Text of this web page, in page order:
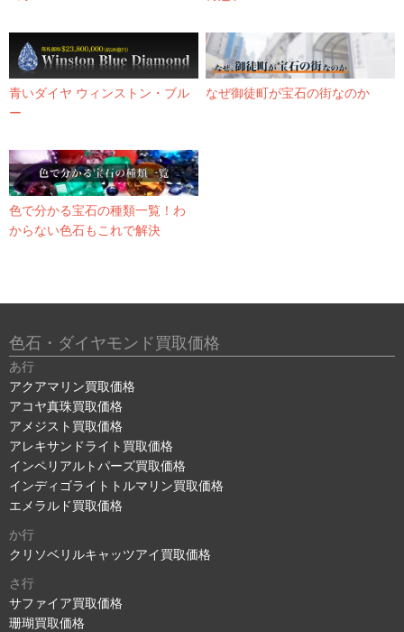
青いダイヤ ウィンストン・ブル
ー
なぜ御徒町が宝石の街なのか
色で分かる宝石の種類一覧！わ
からない色石もこれで解決
色石・ダイヤモンド買取価格
あ行
アクアマリン買取価格
アコヤ真珠買取価格
アメジスト買取価格
アレキサンドライト買取価格
インペリアルトパーズ買取価格
インディゴライトトルマリン買取価格
エメラルド買取価格
か行
クリソベリルキャッツアイ買取価格
さ行
サファイア買取価格
珊瑚買取価格